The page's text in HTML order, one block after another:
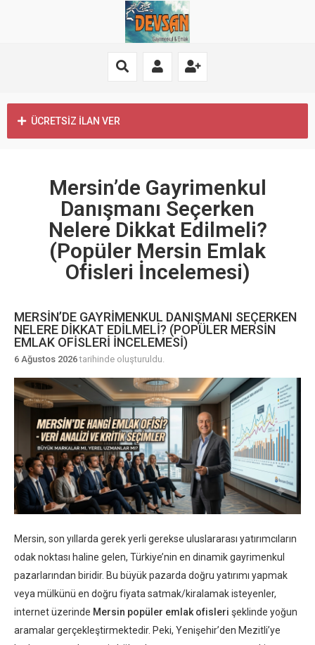
ÜCRETSİZ İLAN VER
Mersin’de Gayrimenkul
Danışmanı Seçerken
Nelere Dikkat Edilmeli?
(Popüler Mersin Emlak
Ofisleri İncelemesi)
MERSIN’DE GAYRIMENKUL DANIŞMANI SEÇERKEN
NELERE DIKKAT EDILMELI? (POPÜLER MERSIN
EMLAK OFISLERI İNCELEMESI)
6 Ağustos 2026tarihinde oluşturuldu.
Mersin, son yıllarda gerek yerli gerekse uluslararası yatırımcıların
odak noktası haline gelen, Türkiye’nin en dinamik gayrimenkul
pazarlarından biridir. Bu büyük pazarda doğru yatırımı yapmak
veya mülkünü en doğru fiyata satmak/kiralamak isteyenler,
internet üzerinde Mersin popüler emlak ofisleri şeklinde yoğun
aramalar gerçekleştirmektedir. Peki, Yenişehir’den Mezitli’ye